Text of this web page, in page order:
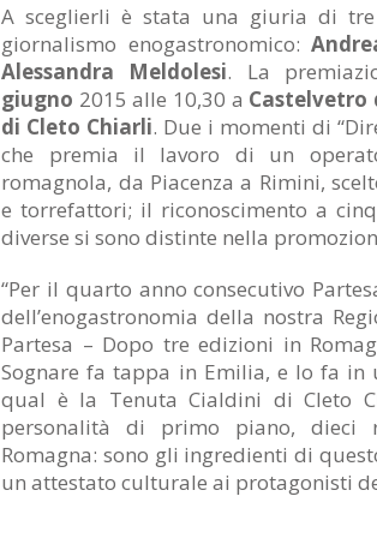
A sceglierli è stata una giuria di
giornalismo enogastronomico:
Alessandra Meldolesi. La
giugno 2015 alle 10,30 a Castelvetro
di Cleto Chiarli. Due i momenti di
che premia il lavoro di un
romagnola, da Piacenza a Rimini,
e torrefattori; il riconoscimento a
diverse si sono distinte nella
“Per il quarto anno consecutivo
dell’enogastronomia della nostra
Partesa – Dopo tre edizioni in
Sognare fa tappa in Emilia, e lo fa in
qual è la Tenuta Cialdini di Cleto
personalità di primo piano, dieci
Romagna: sono gli ingredienti di
un attestato culturale ai protagonisti